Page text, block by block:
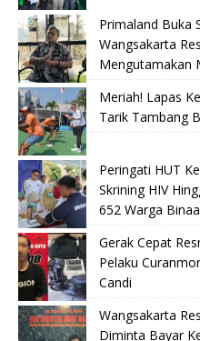
Primaland Buka
Wangsakarta
Mengutamakan
Meriah! Lapas
Tarik Tambang
Peringati HUT
Skrining HIV
652 Warga
Gerak Cepat
Pelaku
Candi
Wangsakarta
Diminta Bayar